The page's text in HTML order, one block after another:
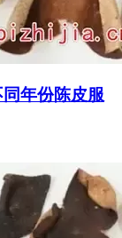
年份陈皮服